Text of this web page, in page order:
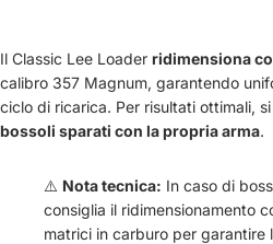
Il Classic Lee Loader ridimensiona
calibro 357 Magnum, garantendo
ciclo di ricarica. Per risultati ottimali,
bossoli sparati con la propria arma.
⚠️ Nota tecnica: In caso di
consiglia il ridimensionamento
matrici in carburo per garantire